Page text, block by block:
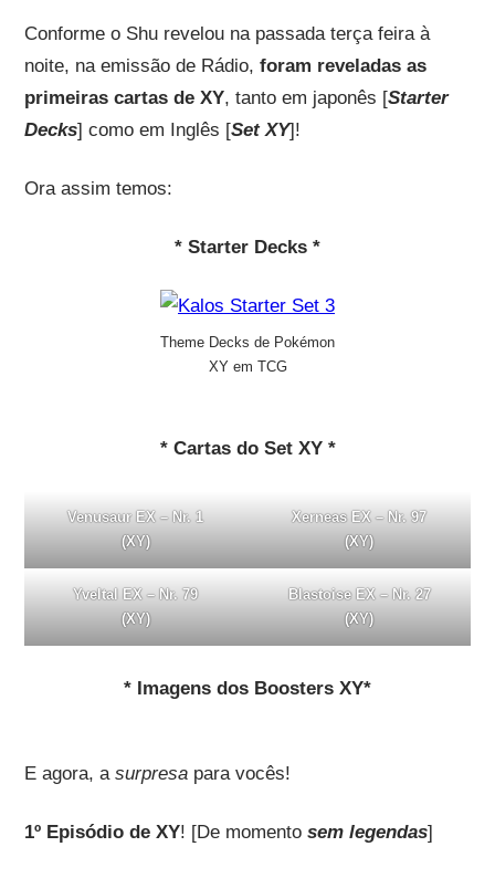
Conforme o Shu revelou na passada terça feira à
noite, na emissão de Rádio, foram reveladas as
primeiras cartas de XY, tanto em japonês [Starter
Decks] como em Inglês [Set XY]!
Ora assim temos:
* Starter Decks *
Theme Decks de Pokémon
XY em TCG
* Cartas do Set XY *
Venusaur EX – Nr. 1
(XY)
Xerneas EX – Nr. 97
(XY)
Yveltal EX – Nr. 79
(XY)
Blastoise EX – Nr. 27
(XY)
* Imagens dos Boosters XY*
E agora, a surpresapara vocês!
1º Episódio de XY! [De momentosem legendas]